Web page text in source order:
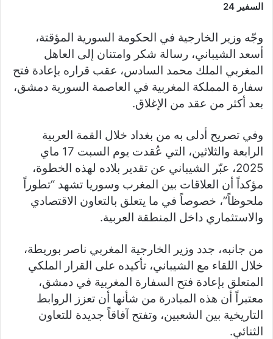
السفير 24
وجّه وزير الخارجية في الحكومة السورية المؤقتة،
أسعد الشيباني، رسالة شكر وامتنان إلى العاهل
المغربي الملك محمد السادس، عقب قراره بإعادة فتح
سفارة المملكة المغربية في العاصمة السورية دمشق،
بعد أكثر من عقد من الإغلاق.
وفي تصريح أدلى به من بغداد خلال القمة العربية
الرابعة والثلاثين، التي عُقدت يوم السبت 17 ماي
2025، عبّر الشيباني عن تقدير بلاده لهذه الخطوة،
مؤكداً أن العلاقات بين المغرب وسوريا تشهد “تطوراً
ملحوظاً”، خصوصاً في ما يتعلق بالتعاون الاقتصادي
والاستثماري داخل المنطقة العربية.
من جانبه، جدد وزير الخارجية المغربي ناصر بوريطة،
خلال اللقاء مع الشيباني، تأكيده على القرار الملكي
المتعلق بإعادة فتح السفارة المغربية في دمشق،
معتبراً أن هذه المبادرة من شأنها أن تعزز الروابط
التاريخية بين الشعبين، وتفتح آفاقاً جديدة للتعاون
الثنائي.